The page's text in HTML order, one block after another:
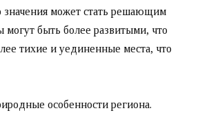
может стать решающим
быть более развитыми, что
тихие и уединенные места, что
особенности региона.